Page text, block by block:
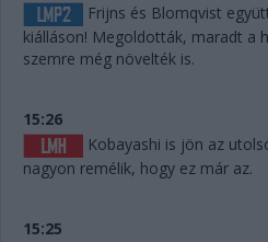
Frijns és Blomqvist
kiálláson! Megoldották, maradt a
szemre még növelték is.
15:26
Kobayashi is jön az
nagyon remélik, hogy ez már az.
15:25